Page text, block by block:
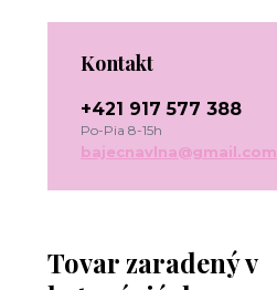
Tovar zaradený v
Kontakt
+421 917 577 388
Po-Pia 8-15h
bajecnavlna@gmail.com